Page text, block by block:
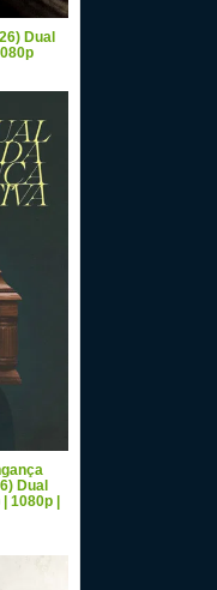
Dual
Dual
1080p |